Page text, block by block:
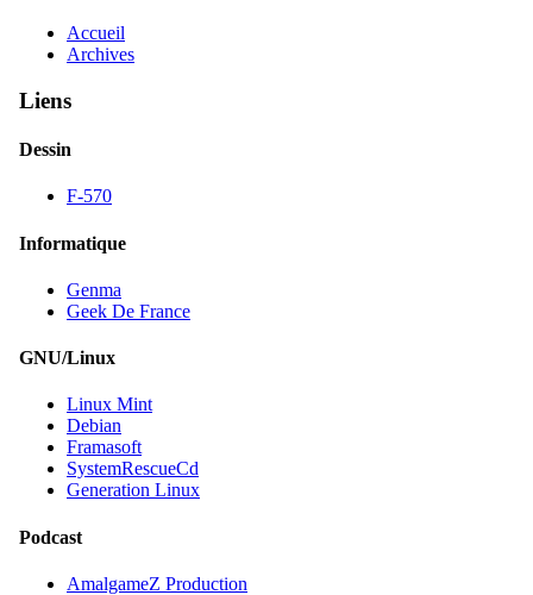
Accueil
Archives
Liens
Dessin
F-570
Informatique
Genma
Geek De France
GNU/Linux
Linux Mint
Debian
Framasoft
SystemRescueCd
Generation Linux
Podcast
AmalgameZ Production